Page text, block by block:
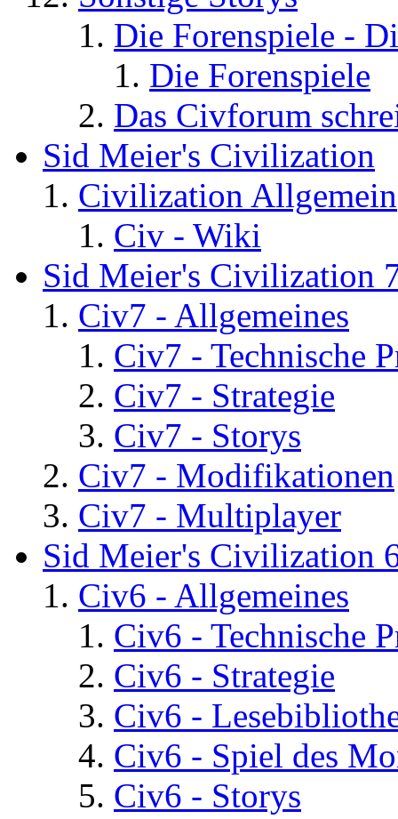
Die Forenspiele -
Die Forenspiele
Das Civforum
Sid Meier's Civilization
Civilization Allgemein
Civ - Wiki
Sid Meier's Civilization
Civ7 - Allgemeines
Civ7 - Technische
Civ7 - Strategie
Civ7 - Storys
Civ7 - Modifikationen
Civ7 - Multiplayer
Sid Meier's Civilization
Civ6 - Allgemeines
Civ6 - Technische
Civ6 - Strategie
Civ6 -
Civ6 - Spiel des
Civ6 - Storys